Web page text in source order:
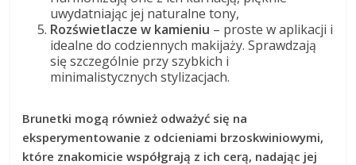
uwydatniając jej naturalne tony,
Rozświetlacze w kamieniu – proste w aplikacji i
idealne do codziennych makijaży. Sprawdzają
się szczególnie przy szybkich i
minimalistycznych stylizacjach.
Brunetki mogą również odważyć się na
eksperymentowanie z odcieniami brzoskwiniowymi,
które znakomicie współgrają z ich cerą, nadając jej